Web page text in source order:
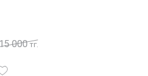
000тг.